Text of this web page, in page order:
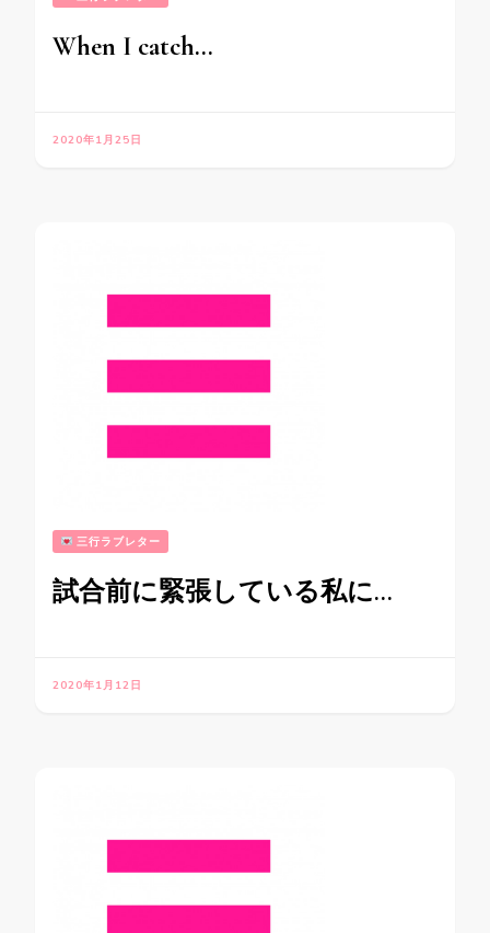
When I catch…
2020年1月25日
三行ラブレター
試合前に緊張している私に…
2020年1月12日